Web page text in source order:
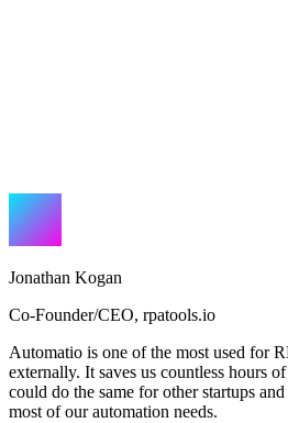
Jonathan Kogan
Co-Founder/CEO, rpatools.io
Automatio is one of the most used for
externally. It saves us countless hours
could do the same for other startups
most of our automation needs.